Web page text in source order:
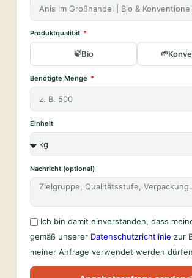
Produktqualität
Bio
Benötigte Menge
Einheit
Nachricht (optional)
Ich bin damit einverstanden, dass
gemäß unserer Datenschutzrichtlinie zur
meiner Anfrage verwendet werden